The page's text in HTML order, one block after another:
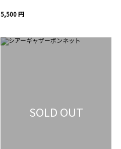
5,500 円
SOLD OUT